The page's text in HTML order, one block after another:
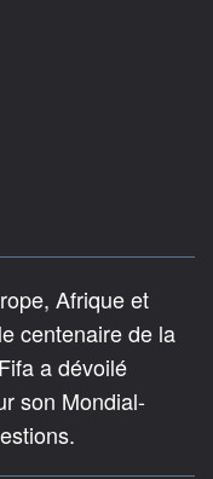
Afrique et
centenaire de la
a dévoilé
son Mondial-